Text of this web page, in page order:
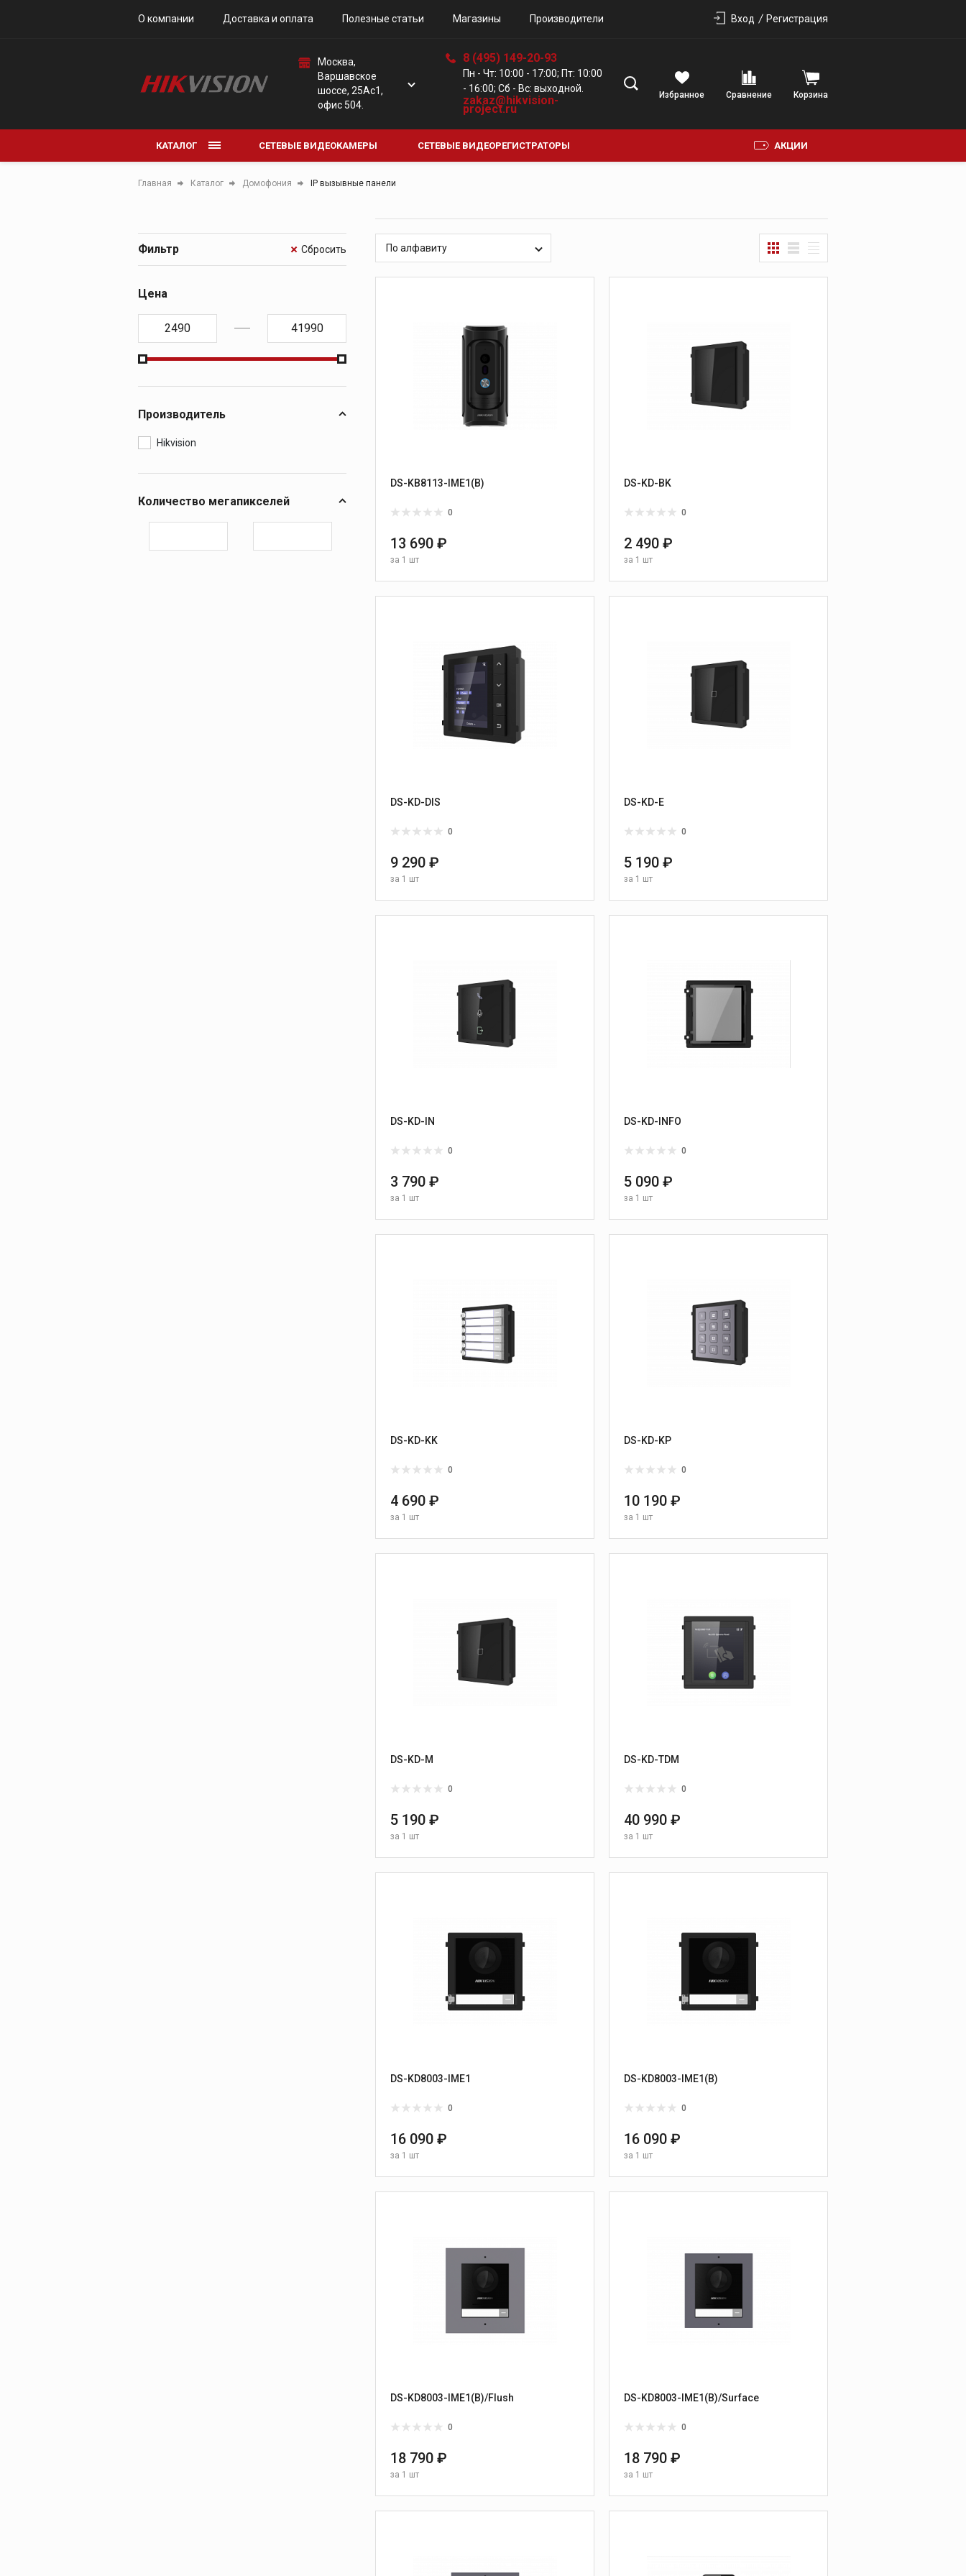
О компании Доставка и оплата Полезные статьи Магазины Производители Вход Регистрация
Москва,
Варшавское
шоссе, 25Ас1,
офис 504.
8 (495) 149-20-93
Пн - Чт: 10:00 - 17:00; Пт: 10:00
- 16:00; Сб - Вс: выходной.
zakaz@hikvision-
project.ru
Избранное Сравнение Корзина
КАТАЛОГ СЕТЕВЫЕ ВИДЕОКАМЕРЫ СЕТЕВЫЕ ВИДЕОРЕГИСТРАТОРЫ
АНАЛОГОВЫЕ КАМЕРЫ
АКЦИИ
Главная Каталог Домофония IP вызывные панели
Фильтр
Цена
Производитель
Hikvision
Количество мегапикселей
По алфавиту
DS-KB8113-IME1(B)
0
13 690 ₽
за 1 шт
В КОРЗИНУ
DS-KD-BK
0
2 490 ₽
за 1 шт
В КОРЗИНУ
DS-KD-DIS
0
9 290 ₽
за 1 шт
В КОРЗИНУ
DS-KD-E
0
5 190 ₽
за 1 шт
В КОРЗИНУ
DS-KD-IN
0
3 790 ₽
за 1 шт
В КОРЗИНУ
DS-KD-INFO
0
5 090 ₽
за 1 шт
В КОРЗИНУ
DS-KD-KK
0
4 690 ₽
за 1 шт
В КОРЗИНУ
DS-KD-KP
0
10 190 ₽
за 1 шт
В КОРЗИНУ
DS-KD-M
0
5 190 ₽
за 1 шт
В КОРЗИНУ
DS-KD-TDM
0
40 990 ₽
за 1 шт
В КОРЗИНУ
DS-KD8003-IME1
0
16 090 ₽
за 1 шт
В КОРЗИНУ
DS-KD8003-IME1(B)
0
16 090 ₽
за 1 шт
В КОРЗИНУ
DS-KD8003-IME1(B)/Flush
0
18 790 ₽
за 1 шт
В КОРЗИНУ
DS-KD8003-IME1(B)/Surface
0
18 790 ₽
за 1 шт
В КОРЗИНУ